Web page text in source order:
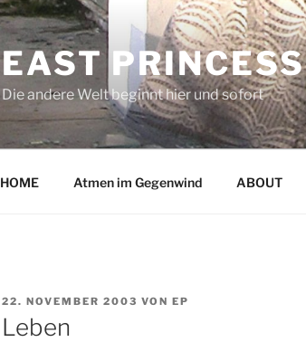
EAST PRINCESS
Die andere Welt beginnt hier und sofort
HOME Atmen im Gegenwind ABOUT
VERÖFFENTLICHT
AM
22. NOVEMBER 2003 VON EP
Leben